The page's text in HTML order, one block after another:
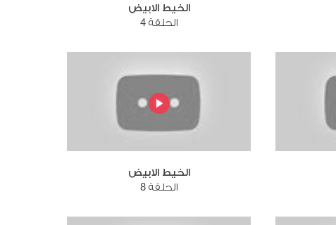
الخيط الابيض
الحلقة 4
الخيط الابيض
الحلقة 8